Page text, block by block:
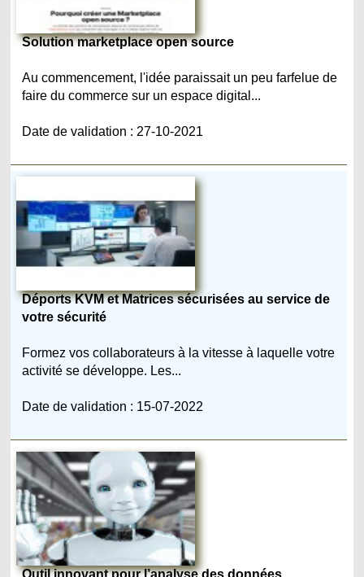
Solution marketplace open source
Au commencement, l'idée paraissait un peu farfelue de
faire du commerce sur un espace digital...
Date de validation : 27-10-2021
Déports KVM et Matrices sécurisées au service de
votre sécurité
Formez vos collaborateurs à la vitesse à laquelle votre
activité se développe. Les...
Date de validation : 15-07-2022
Outil innovant pour l’analyse des données